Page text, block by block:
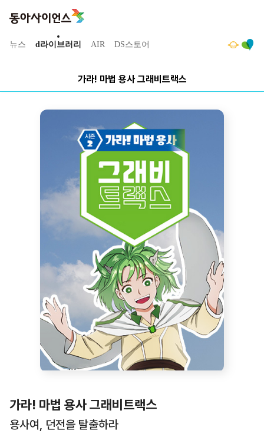
뉴스 d라이브러리 AIR DS스토어
가라! 마법 용사 그래비트랙스
가라! 마법 용사 그래비트랙스
용사여, 던전을 탈출하라